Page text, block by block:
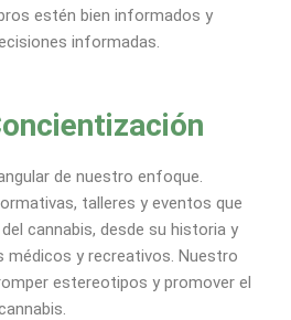
estén bien informados y
informadas.
de nuestro enfoque.
talleres y eventos que
cannabis, desde su historia y
médicos y recreativos. Nuestro
estereotipos y promover el